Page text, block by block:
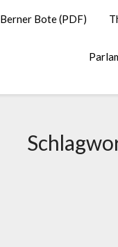
Berner Bote (PDF)